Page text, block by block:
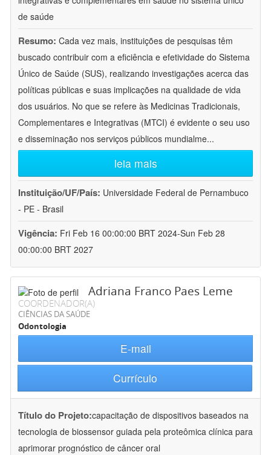
de saúde
Resumo: Cada vez mais, instituições de pesquisas têm
buscado contribuir com a eficiência e efetividade do Sistema
Único de Saúde (SUS), realizando investigações acerca das
políticas públicas e suas implicações na qualidade de vida
dos usuários. No que se refere às Medicinas Tradicionais,
Complementares e Integrativas (MTCI) é evidente o seu uso
e disseminação nos serviços públicos mundialme...
leia mais
Instituição/UF/País: Universidade Federal de Pernambuco
- PE - Brasil
Vigência: Fri Feb 16 00:00:00 BRT 2024-Sun Feb 28
00:00:00 BRT 2027
Adriana Franco Paes Leme
COORDENADOR(A)
CIÊNCIAS DA SAÚDE
Odontologia
E-mail
Currículo
Título do Projeto:capacitação de dispositivos baseados na
tecnologia de biossensor guiada pela proteômica clínica para
aprimorar prognóstico de câncer oral